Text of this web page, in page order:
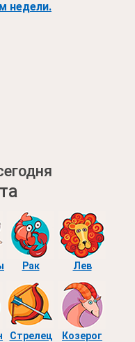
недели.
Рак Лев
Стрелец Козерог